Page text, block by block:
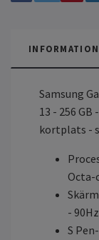
INFORMATION
Samsung
13 - 256 GB
kortplats -
Octa-
- 90Hz
S